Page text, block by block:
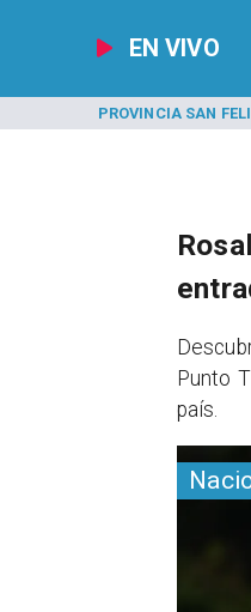
EN VIVO
PROVINCIA SAN
Punto
país.